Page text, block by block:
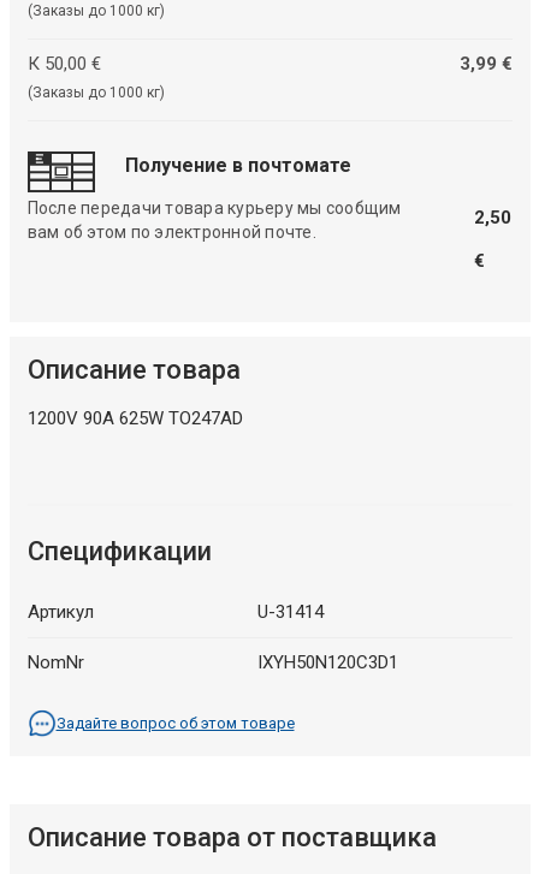
(Заказы до 1000 кг)
К 50,00 €
(Заказы до 1000 кг)
3,99 €
Получение в почтомате
После передачи товара курьеру мы сообщим
вам об этом по электронной почте.
2,50
€
Описание товара
1200V 90A 625W TO247AD
Спецификации
Артикул U-31414
NomNr IXYH50N120C3D1
Задайте вопрос об этом товаре
Описание товара от поставщика